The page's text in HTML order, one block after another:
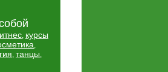
, курсы
,
, танцы,